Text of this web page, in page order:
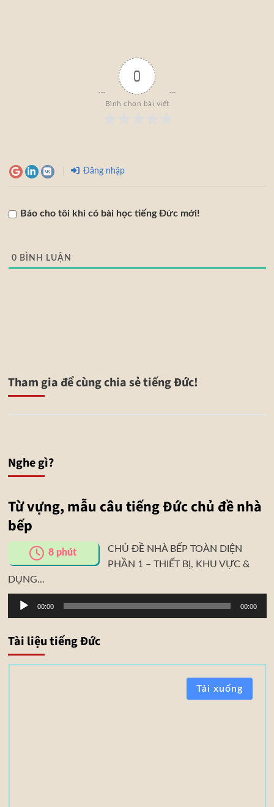
0
Bình chọn bài viết
Đăng nhập
Báo cho tôi khi có bài học tiếng Đức mới!
0 BÌNH LUẬN
Tham gia để cùng chia sẻ tiếng Đức!
Nghe gì?
Từ vựng, mẫu câu tiếng Đức chủ đề nhà
bếp
8 phút
CHỦ ĐỀ NHÀ BẾP TOÀN DIỆN
PHẦN 1 – THIẾT BỊ, KHU VỰC &
DỤNG...
Trình
thanh
00:00 00:00
Tài liệu tiếng Đức
Tải xuống